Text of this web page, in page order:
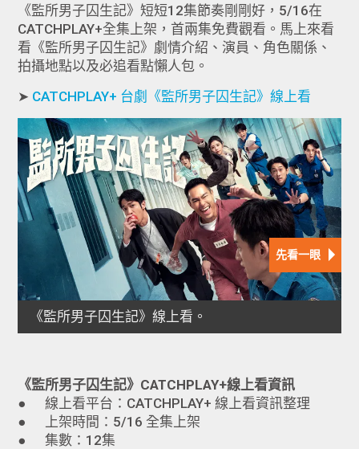
《監所男子囚生記》短短12集節奏剛剛好，5/16在
CATCHPLAY+全集上架，首兩集免費觀看。馬上來看
看《監所男子囚生記》劇情介紹、演員、角色關係、
拍攝地點以及必追看點懶人包。
➤ CATCHPLAY+ 台劇《監所男子囚生記》線上看
《監所男子囚生記》CATCHPLAY+線上看資訊
● 線上看平台：CATCHPLAY+ 線上看資訊整理
● 上架時間：5/16 全集上架
● 集數：12集